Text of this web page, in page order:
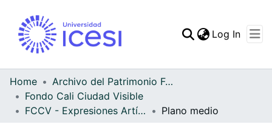
Log In
Home
Archivo del Patrimonio Fotográfico y Fílmico del Valle del Cauca
Fondo Cali Ciudad Visible
FCCV - Expresiones Artísticas - Patrimonial
Plano medio